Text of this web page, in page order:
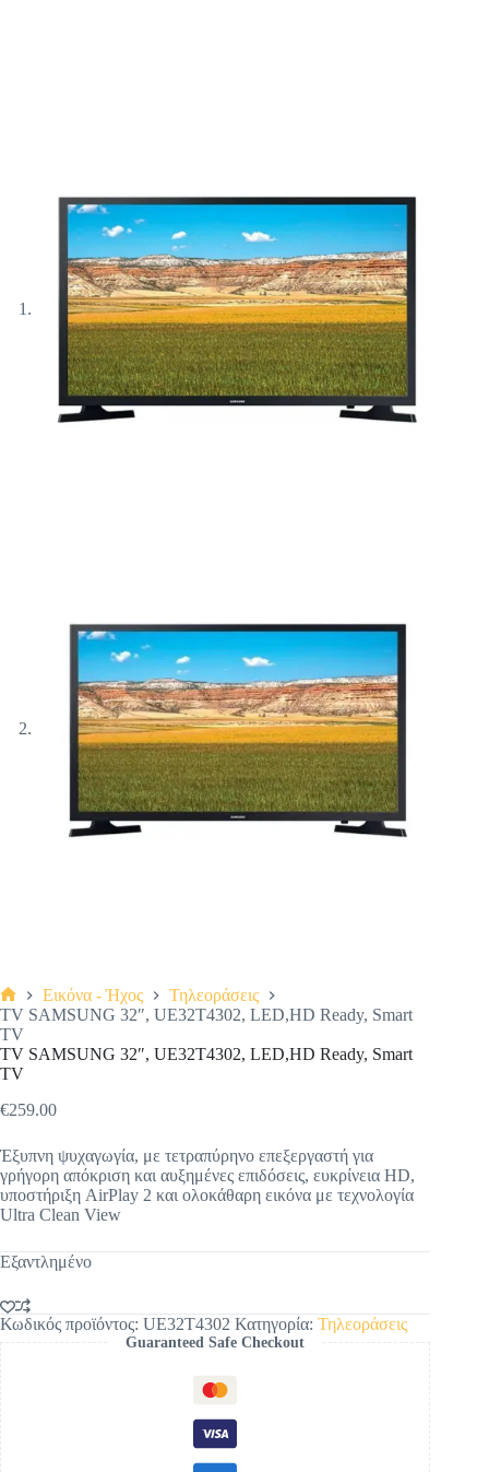
Αρχική
σελίδα
Εικόνα - Ήχος
Τηλεοράσεις
TV SAMSUNG 32″, UE32T4302, LED,HD Ready, Smart
TV
TV SAMSUNG 32″, UE32T4302, LED,HD Ready, Smart
TV
€259.00
Έξυπνη ψυχαγωγία, με τετραπύρηνο επεξεργαστή για
γρήγορη απόκριση και αυξημένες επιδόσεις, ευκρίνεια HD,
υποστήριξη AirPlay 2 και ολοκάθαρη εικόνα με τεχνολογία
Ultra Clean View
Εξαντλημένο
Κωδικός προϊόντος: UE32T4302 Κατηγορία: Τηλεοράσεις
Guaranteed Safe Checkout